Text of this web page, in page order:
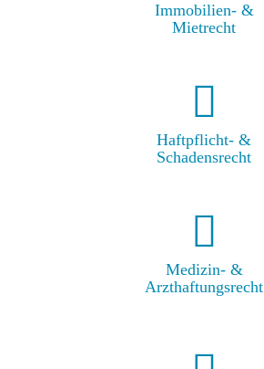
Immobilien- &
Mietrecht
Haft­pflicht- &
Scha­dens­recht
Medizin- &
Arzt­haftungs­recht